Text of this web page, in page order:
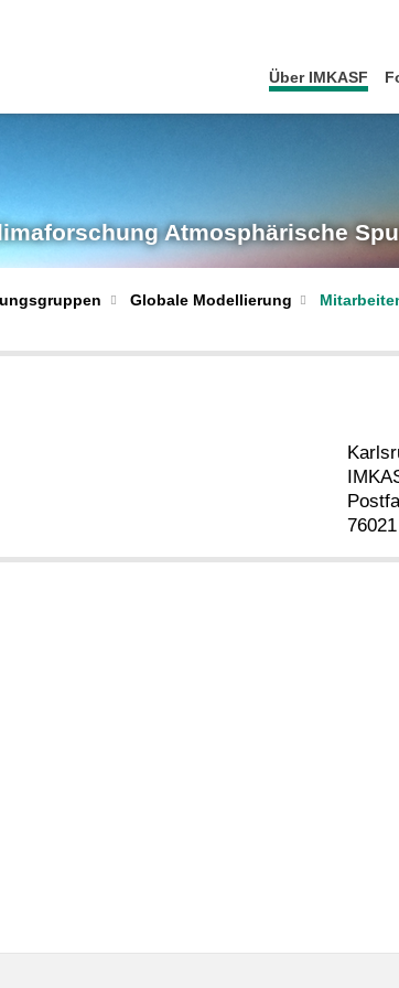
Über IMKASF
Atmosphärische
Globale Modellierung